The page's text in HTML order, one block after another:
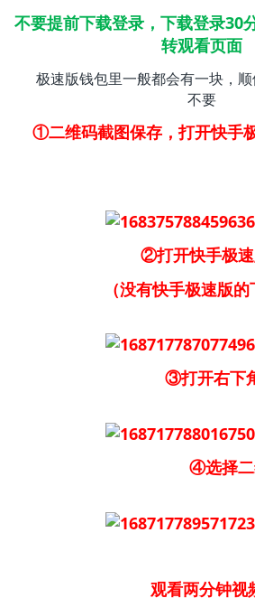
不要提前下载登录，下载登录30
转观看页面
极速版钱包里一般都会有一块，顺
不要
①二维码截图保存，打开快手
②打开快手极速版
（没有快手极速版的下
③打开右下角
④选择二
观看两分钟视频弹